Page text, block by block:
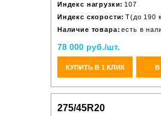
Индекс нагрузки: 107
Индекс скорости: T(до 190
Наличие товара: есть в
78 000 руб./шт.
КУПИТЬ В 1 КЛИК В
275/45R20